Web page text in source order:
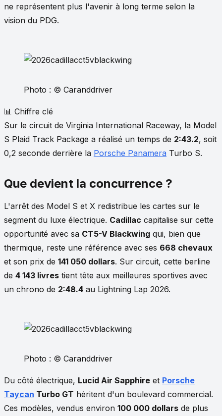
ne représentent plus l'avenir à long terme selon la
vision du PDG.
Photo : © Caranddriver
📊 Chiffre clé
Sur le circuit de Virginia International Raceway, la Model
S Plaid Track Package a réalisé un temps de 2:43.2, soit
0,2 seconde derrière la Porsche Panamera Turbo S.
Que devient la concurrence ?
L'arrêt des Model S et X redistribue les cartes sur le
segment du luxe électrique. Cadillac capitalise sur cette
opportunité avec sa CT5-V Blackwing qui, bien que
thermique, reste une référence avec ses 668 chevaux
et son prix de 141 050 dollars. Sur circuit, cette berline
de 4 143 livres tient tête aux meilleures sportives avec
un chrono de 2:48.4 au Lightning Lap 2026.
Photo : © Caranddriver
Du côté électrique, Lucid Air Sapphire et Porsche
Taycan Turbo GT héritent d'un boulevard commercial.
Ces modèles, vendus environ 100 000 dollars de plus